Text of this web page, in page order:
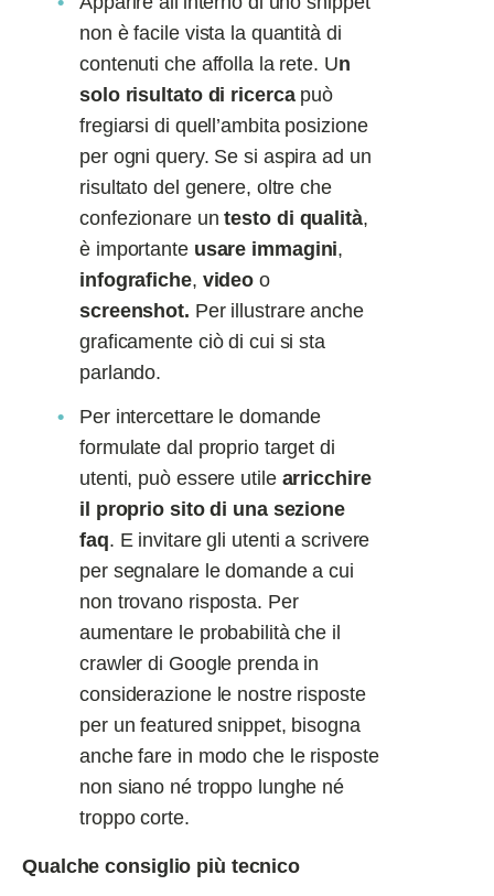
non è facile vista la quantità di
contenuti che affolla la rete. Un
solo risultato di ricercapuò
fregiarsi di quell’ambita posizione
per ogni query. Se si aspira ad un
risultato del genere, oltre che
confezionare untesto di qualità,
è importante usare immagini,
infografiche, video o
screenshot. Per illustrare anche
graficamente ciò di cui si sta
parlando.
Per intercettare le domande
formulate dal proprio target di
utenti, può essere utile arricchire
il proprio sito di una sezione
faq. E invitare gli utenti a scrivere
per segnalare le domande a cui
non trovano risposta. Per
aumentare le probabilità che il
crawler di Google prenda in
considerazione le nostre risposte
per un featured snippet, bisogna
anche fare in modo che le risposte
non siano né troppo lunghe né
troppo corte.
Qualche consiglio più tecnico